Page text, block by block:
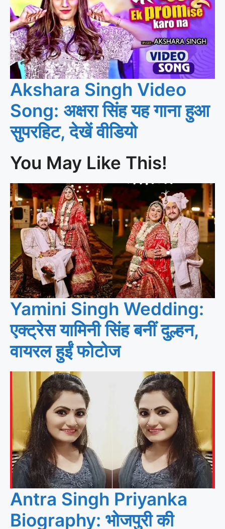
Akshara Singh Video
Song: अक्षरा सिंह यह गाना हुआ
सुपरहिट, देखें वीडियो
You May Like This!
Yamini Singh Wedding:
एक्ट्रेस यामिनी सिंह बनीं दुल्हन,
वायरल हुईं फोटोज
Antra Singh Priyanka
Biography: भोजपुरी की